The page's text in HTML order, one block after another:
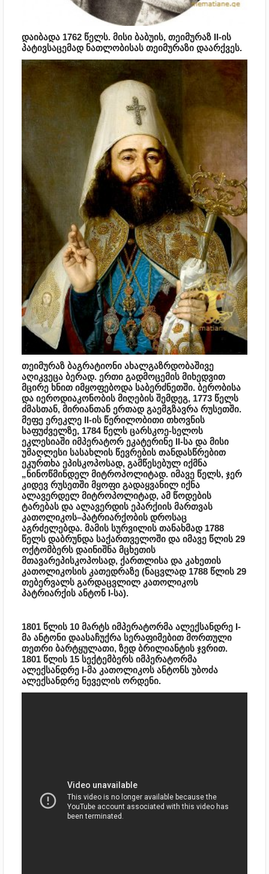
დაიბადა 1762 წელს. მისი ბაბუის, თეიმურაზ II-ის
პატივსაცემად ნათლობისას თეიმურაზი დაარქვეს.
თეიმურაზ ბაგრატიონი ახალგაზრდობაშივე
აღიკვეცა ბერად. ერთი გადმოცემის მიხედვით
მცირე ხნით იმყოფებოდა საბერძნეთში. ბერობისა
და იეროდიაკონობის მიღების შემდეგ, 1773 წელს
ძმასთან, მირიანთან ერთად გაემგზავრა რუსეთში.
მეფე ერეკლე II-ის წერილობითი თხოვნის
საფუძველზე, 1784 წელს ცარსკოე-სელოს
ეკლესიაში იმპერატორ ეკატერინე II-სა და მისი
უმაღლესი სასახლის წევრების თანდასწრებით
ეკურთხა ეპისკოპოსად, გამწესებულ იქმნა
„ნინოწმინდელ მიტროპოლიტად. იმავე წელს, ჯერ
კიდევ რუსეთში მყოფი გადაყვანილ იქნა
ალავერდელ მიტროპოლიტად, ამ წოდების
ტარებას და ალავერდის ეპარქიის მართვას
კათოლიკოს–პატრიარქობის დროსაც
აგრძელებდა. მამის სურვილის თანახმად 1788
წელს დაბრუნდა საქართველოში და იმავე წლის 29
ოქტომბერს დაინიშნა მცხეთის
მთავარეპისკოპოსად, ქართლისა და კახეთის
კათოლიკოსის კათედრაზე (ნაცვლად 1788 წლის 29
თებერვალს გარდაცვლილ კათოლიკოს
პატრიარქის ანტონ I-სა).
1801 წლის 10 მარტს იმპერატორმა ალექსანდრე I-
მა ანტონი დაასაჩუქრა სერაფიმებით მორთული
თეთრი ბარტყულათი, ზედ ბრილიანტის ჯვრით.
1801 წლის 15 სექტემბერს იმპერატორმა
ალექსანდრე I-მა კათოლიკოს ანტონს უბოძა
ალექსანდრე ნეველის ორდენი.